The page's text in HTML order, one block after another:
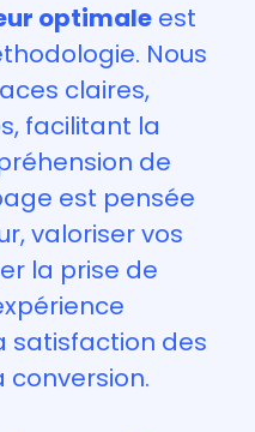
optimale est
Nous
claires,
facilitant la
de
est pensée
valoriser vos
la prise de
satisfaction des
conversion.